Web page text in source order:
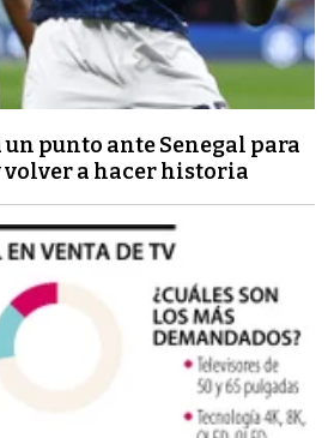
punto ante Senegal para
volver a hacer historia